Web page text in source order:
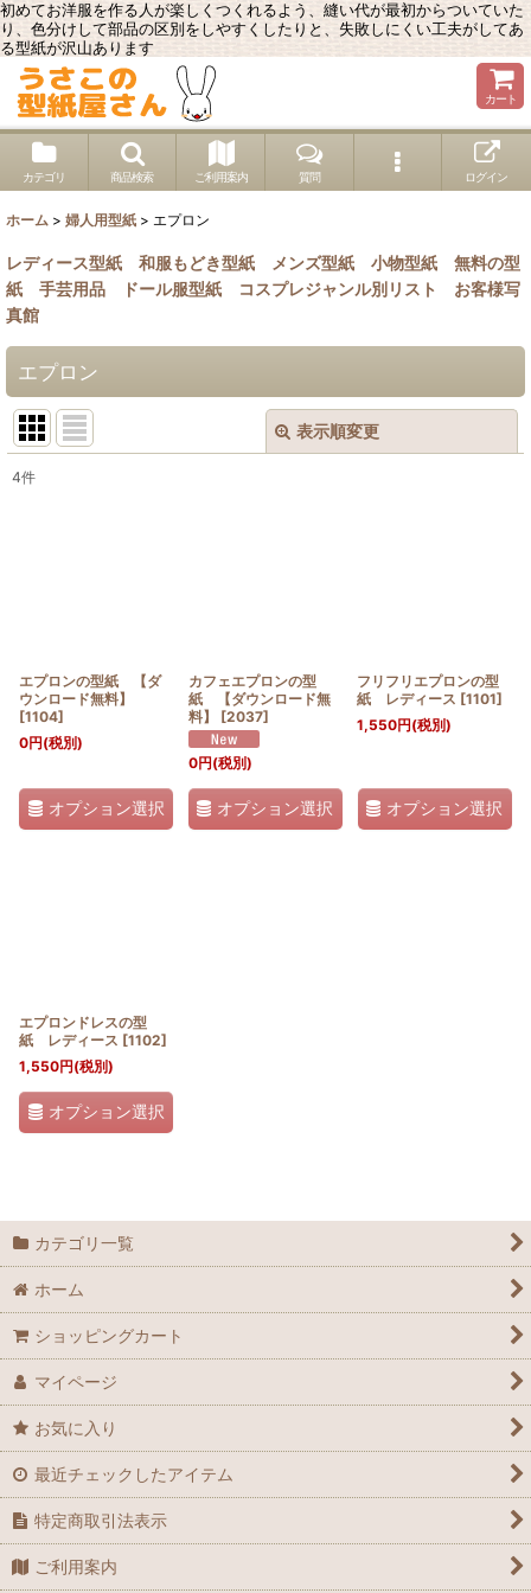
初めてお洋服を作る人が楽しくつくれるよう、縫い代が最初からついていた
り、色分けして部品の区別をしやすくしたりと、失敗しにくい工夫がしてあ
る型紙が沢山あります
カート
カテゴリ 商品検索 ご利用案内 質問 ログイン
ホーム > 婦人用型紙 > エプロン
レディース型紙 和服もどき型紙 メンズ型紙 小物型紙
無料の型
紙
手芸用品 ドール服型紙 コスプレジャンル別リスト
お客様写
真館
エプロン
表示順変更
4件
エプロンの型紙 【ダ
ウンロード無料】
[1104]
0円(税別)
オプション選択
カフェエプロンの型
紙 【ダウンロード無
料】
[2037]
0円(税別)
オプション選択
フリフリエプロンの型
紙 レディース [1101]
1,550円(税別)
オプション選択
エプロンドレスの型
紙 レディース [1102]
1,550円(税別)
オプション選択
カテゴリ一覧
ホーム
ショッピングカート
マイページ
お気に入り
最近チェックしたアイテム
特定商取引法表示
ご利用案内